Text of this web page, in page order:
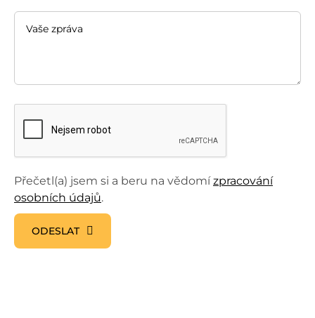
Přečetl(a) jsem si a beru na vědomízpracování
osobních údajů.
ODESLAT